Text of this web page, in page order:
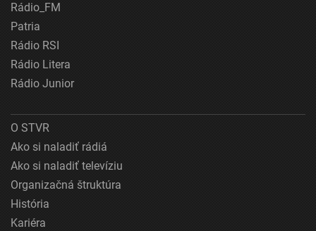
Rádio_FM
Patria
Rádio RSI
Rádio Litera
Rádio Junior
O STVR
Ako si naladiť rádiá
Ako si naladiť televíziu
Organizačná štruktúra
História
Kariéra